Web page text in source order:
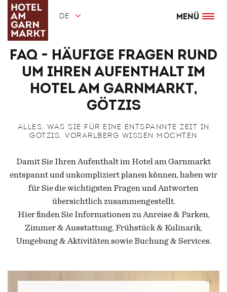
Direkt
Inhalt
Menü
DE
FAQ - Häufige Fragen rund
um Ihren Aufenthalt im
Hotel am Garnmarkt,
Götzis
ALLES, WAS SIE FÜR EINE ENTSPANNTE ZEIT IN
GÖTZIS, VORARLBERG WISSEN MÖCHTEN
Damit Sie Ihren Aufenthalt im Hotel am Garnmarkt
entspannt und unkompliziert planen können, haben wir
für Sie die wichtigsten Fragen und Antworten
übersichtlich zusammengestellt.
Hier finden Sie Informationen zu Anreise & Parken,
Zimmer & Ausstattung, Frühstück & Kulinarik,
Umgebung & Aktivitäten sowie Buchung & Services.